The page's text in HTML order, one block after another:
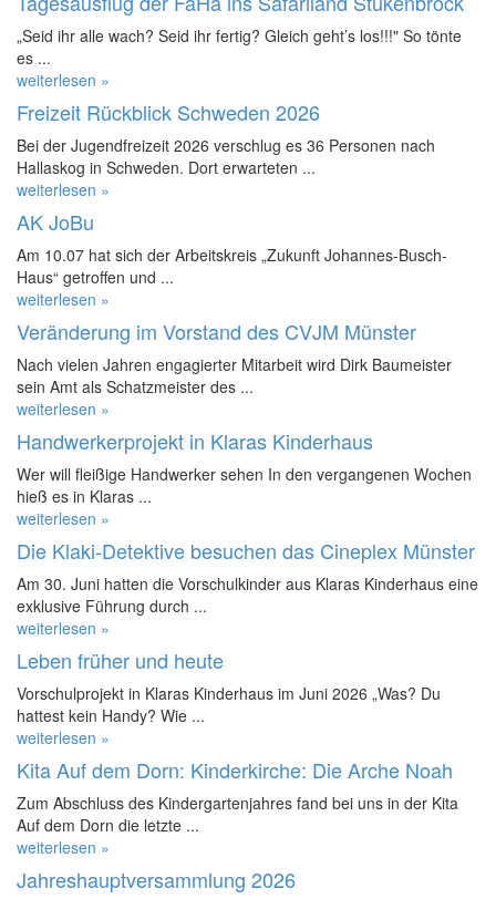
„Seid ihr alle wach? Seid ihr fertig? Gleich geht’s los!!!" So tönte
es ...
weiterlesen »
Freizeit Rückblick Schweden 2026
Bei der Jugendfreizeit 2026 verschlug es 36 Personen nach
Hallaskog in Schweden. Dort erwarteten ...
weiterlesen »
AK JoBu
Am 10.07 hat sich der Arbeitskreis „Zukunft Johannes-Busch-
Haus“ getroffen und ...
weiterlesen »
Veränderung im Vorstand des CVJM Münster
Nach vielen Jahren engagierter Mitarbeit wird Dirk Baumeister
sein Amt als Schatzmeister des ...
weiterlesen »
Handwerkerprojekt in Klaras Kinderhaus
Wer will fleißige Handwerker sehen In den vergangenen Wochen
hieß es in Klaras ...
weiterlesen »
Die Klaki-Detektive besuchen das Cineplex Münster
Am 30. Juni hatten die Vorschulkinder aus Klaras Kinderhaus eine
exklusive Führung durch ...
weiterlesen »
Leben früher und heute
Vorschulprojekt in Klaras Kinderhaus im Juni 2026 „Was? Du
hattest kein Handy? Wie ...
weiterlesen »
Kita Auf dem Dorn: Kinderkirche: Die Arche Noah
Zum Abschluss des Kindergartenjahres fand bei uns in der Kita
Auf dem Dorn die letzte ...
weiterlesen »
Jahreshauptversammlung 2026